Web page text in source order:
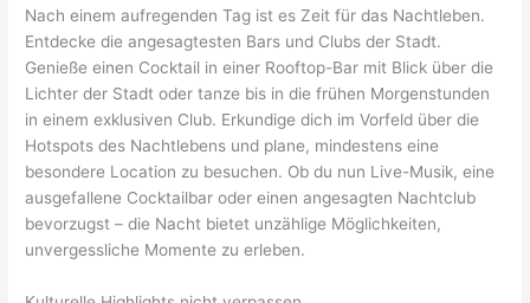
Nach einem aufregenden Tag ist es Zeit für das Nachtleben.
Entdecke die angesagtesten Bars und Clubs der Stadt.
Genieße einen Cocktail in einer Rooftop-Bar mit Blick über die
Lichter der Stadt oder tanze bis in die frühen Morgenstunden
in einem exklusiven Club. Erkundige dich im Vorfeld über die
Hotspots des Nachtlebens und plane, mindestens eine
besondere Location zu besuchen. Ob du nun Live-Musik, eine
ausgefallene Cocktailbar oder einen angesagten Nachtclub
bevorzugst – die Nacht bietet unzählige Möglichkeiten,
unvergessliche Momente zu erleben.